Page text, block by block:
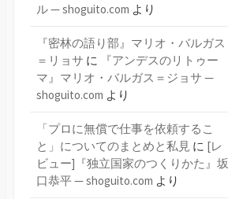
ル — shoguito.com より
『密林の語り部』マリオ・バルガス
＝リョサ に
『アンデスのリトゥー
マ』マリオ・バルガス＝ジョサ —
shoguito.com より
「プロに無償で仕事を依頼するこ
と」についてのまとめと私見 に [レ
ビュー]『独立国家のつくりかた』坂
口恭平 — shoguito.com より